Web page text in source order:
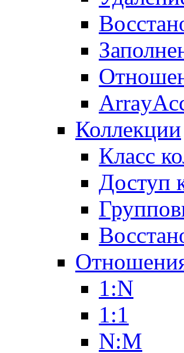
Коллекции
Класс
Доступ
1:N
1:1
N:M